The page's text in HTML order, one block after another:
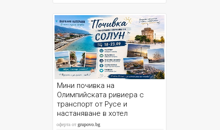
Мини почивка на
Олимпийската ривиера с
транспорт от Русе и
настаняване в хотел
оферта отgrupovo.bg